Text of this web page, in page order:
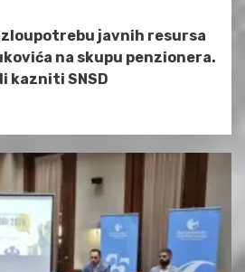
zloupotrebu javnih resursa
na skupu penzionera.
kazniti SNSD